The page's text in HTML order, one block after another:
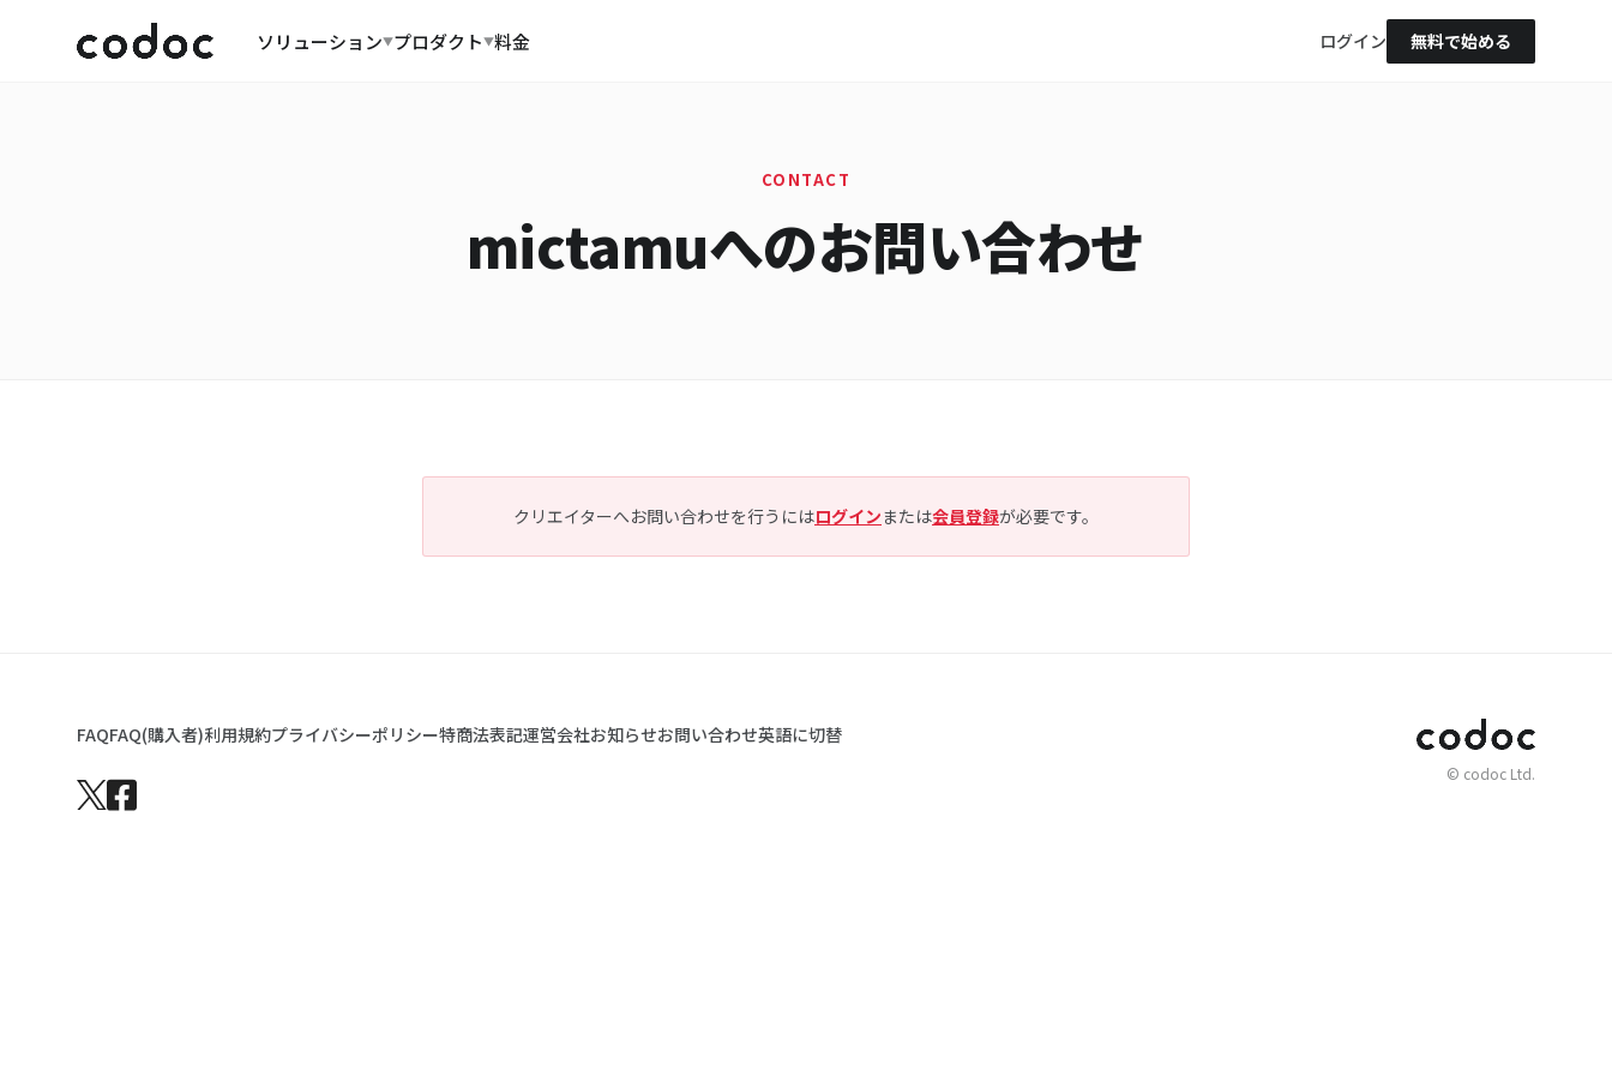
ソリューション▼プロダクト▼料金 ログイン 無料で始める
CONTACT
mictamuへのお問い合わせ
クリエイターへお問い合わせを行うにはログインまたは会員登録が必要です。
FAQFAQ(購入者)利用規約プライバシーポリシー特商法表記運営会社お知らせお問い合わせ英語に切替
© codoc Ltd.